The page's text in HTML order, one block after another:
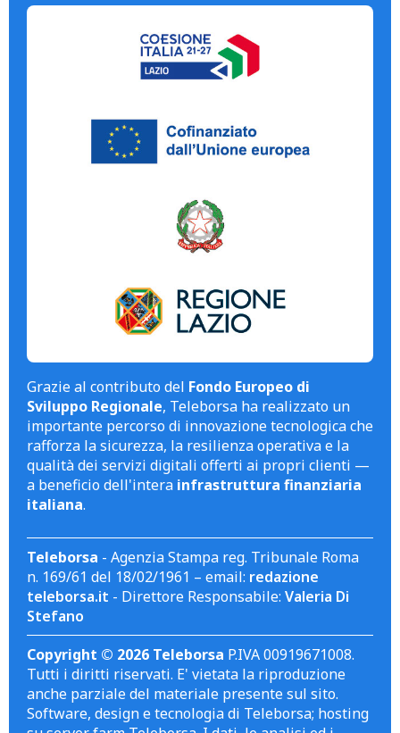
Grazie al contributo del Fondo Europeo di
Sviluppo Regionale, Teleborsa ha realizzato un
importante percorso di innovazione tecnologica che
rafforza la sicurezza, la resilienza operativa e la
qualità dei servizi digitali offerti ai propri clienti —
a beneficio dell'intera infrastruttura finanziaria
italiana.
Teleborsa - Agenzia Stampa reg. Tribunale Roma
n. 169/61 del 18/02/1961 – email: redazione
teleborsa.it - Direttore Responsabile: Valeria Di
Stefano
Copyright © 2026 Teleborsa P.IVA 00919671008.
Tutti i diritti riservati. E' vietata la riproduzione
anche parziale del materiale presente sul sito.
Software, design e tecnologia di Teleborsa; hosting